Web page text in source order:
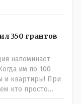
350 грантов
напоминает
им по 100
и квартиры! При
кто просто
всём и работая